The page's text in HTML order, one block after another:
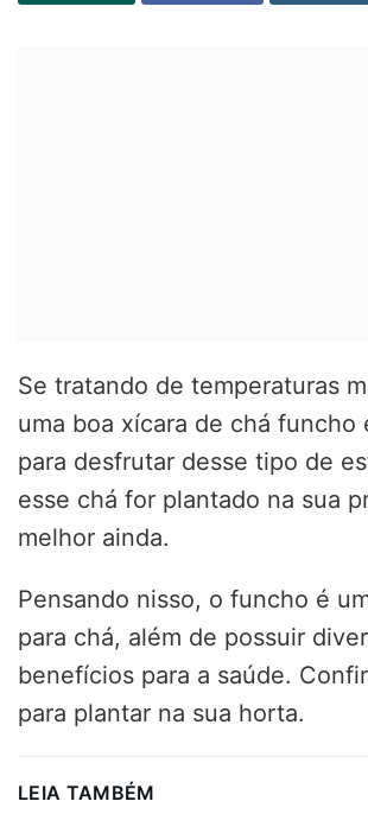
Se tratando de temperaturas
uma boa xícara de chá funcho
para desfrutar desse tipo de
esse chá for plantado na sua
melhor ainda.
Pensando nisso, o funcho é
para chá, além de possuir
benefícios para a saúde.
para plantar na sua horta.
LEIA TAMBÉM